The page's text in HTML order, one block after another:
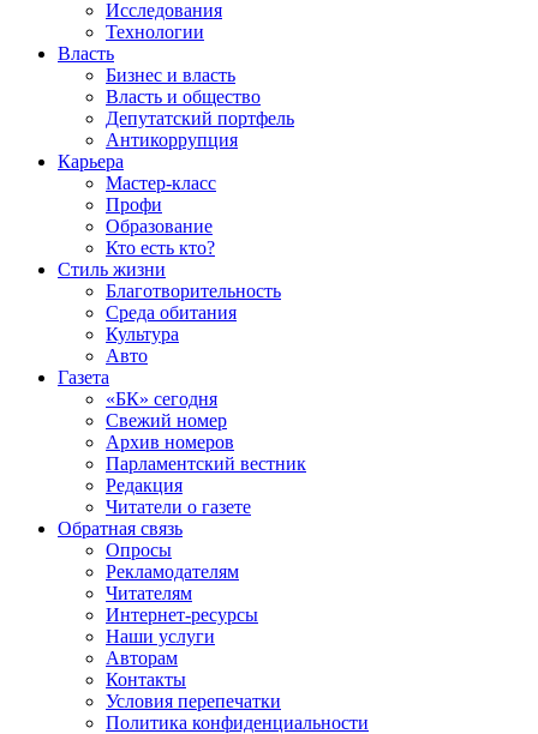
Исследования
Технологии
Власть
Бизнес и власть
Власть и общество
Депутатский портфель
Антикоррупция
Карьера
Мастер-класс
Профи
Образование
Кто есть кто?
Стиль жизни
Благотворительность
Среда обитания
Культура
Авто
Газета
«БК» сегодня
Свежий номер
Архив номеров
Парламентский вестник
Редакция
Читатели о газете
Обратная связь
Опросы
Рекламодателям
Читателям
Интернет-ресурсы
Наши услуги
Авторам
Контакты
Условия перепечатки
Политика конфиденциальности